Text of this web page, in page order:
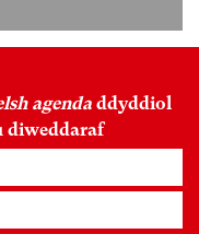
agenda ddyddiol
diweddaraf